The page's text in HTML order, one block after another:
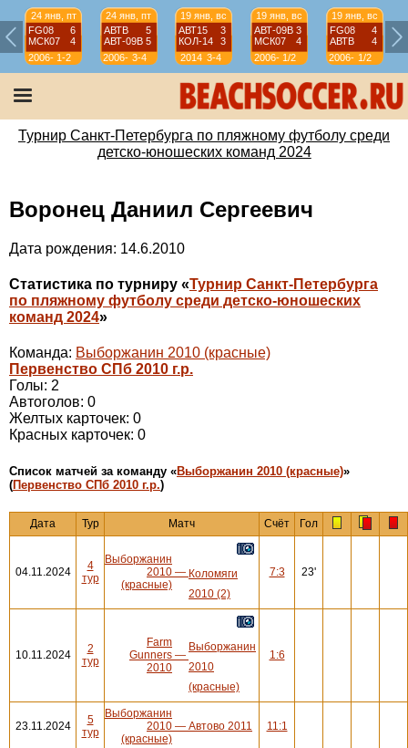
24 янв, пт
FG08
6
МСК07
4
2006-
07
1-2
24 янв, пт
АВТВ
5
АВТ-09B 5
2006-
07
3-4
19 янв, вс
АВТ15
3
КОЛ-14
3
2014 3-4
19 янв, вс
АВТ-09B 3
МСК07
4
2006-
07
1/2
19 янв, вс
FG08
4
АВТВ
4
2006-
07
1/2
Турнир Санкт-Петербурга по пляжному футболу среди
детско-юношеских команд 2024
Воронец Даниил Сергеевич
Дата рождения: 14.6.2010
Статистика по турниру «Турнир Санкт-Петербурга
по пляжному футболу среди детско-юношеских
команд 2024»
Команда: Выборжанин 2010 (красные)
Первенство СПб 2010 г.р.
Голы: 2
Автоголов: 0
Желтых карточек: 0
Красных карточек: 0
Cписок матчей за команду «Выборжанин 2010 (красные)»
(Первенство СПб 2010 г.р.)
Дата Тур Матч Счёт Гол
04.11.2024
4
тур
Выборжанин
2010
(красные)
— Коломяги
2010 (2)
7:3 23'
10.11.2024
2
тур
Farm
Gunners
2010
—
Выборжанин
2010
(красные)
1:6
23.11.2024
5
тур
Выборжанин
2010
(красные)
— Автово 2011 11:1